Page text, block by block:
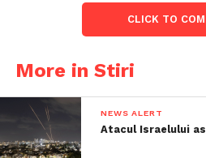
CLICK TO
More in Stiri
NEWS ALERT
Atacul Israelului